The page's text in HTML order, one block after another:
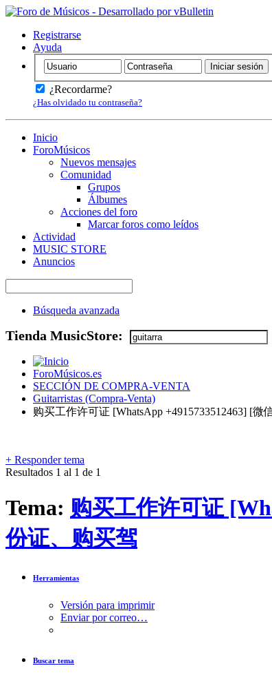
Registrarse
Ayuda
¿Recordarme?
¿Has olvidado tu contraseña?
Inicio
ForoMúsicos
Nuevos mensajes
Comunidad
Grupos
Álbumes
Acciones del foro
Marcar foros como leídos
Actividad
MUSIC STORE
Anuncios
Búsqueda avanzada
Tienda MusicStore:
ForoMúsicos.es
SECCIÓN DE COMPRA-VENTA
Guitarristas (Compra-Venta)
购买工作许可证 [WhatsApp +4915733512463] [
+ Responder tema
Resultados 1 al 1 de 1
Tema: 购买工作许可证
份证、购买驾
Herramientas
Versión para imprimir
Enviar por correo…
Buscar tema